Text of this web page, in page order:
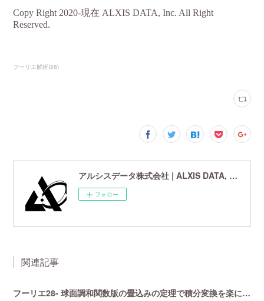
フーリエ解析(28)
アルシスデータ株式会社 | ALXIS DATA, Inc. | 世界最先端の画像鮮鋭化技術研究開発企業
フォロー
関連記事
フーリエ28- 球面調和関数版の畳込みの定理で積分変換を楽にする